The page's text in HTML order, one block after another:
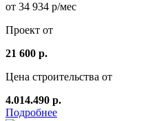
от 34 934 р/мес
Проект от
21 600 р.
Цена строительства от
4.014.490 р.
Подробнее